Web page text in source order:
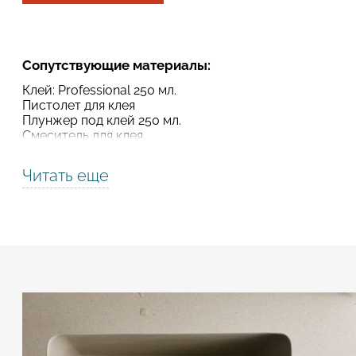
Сопутствующие материалы:
Клей: Professional 250 мл.
Пистолет для клея
Плунжер под клей 250 мл.
Смеситель для клея
Читать еще
ОТПРАВИТЬ ПРОЕКТ
ОТПРАВИТЬ